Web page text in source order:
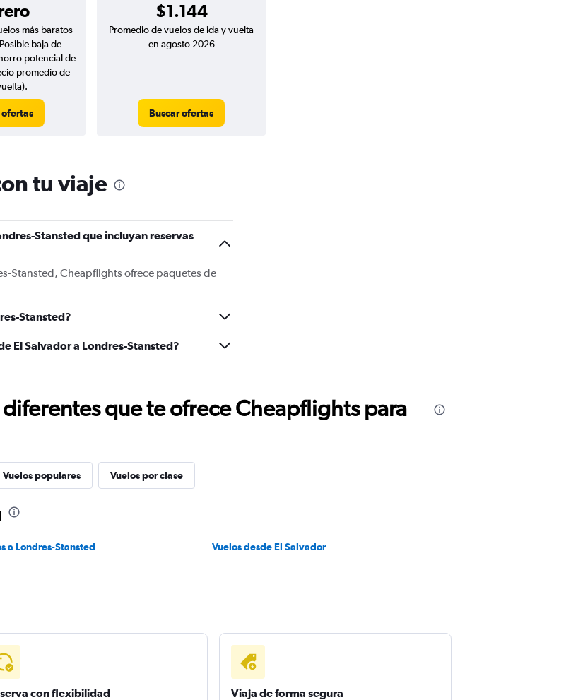
$1.144
más baratos
baja de
potencial de
promedio de
ofertas
Promedio de vuelos de ida y vuelta
en agosto 2026
Buscar ofertas
tu viaje
Stansted que incluyan reservas
Stansted, Cheapflights ofrece paquetes de
Stansted?
El Salvador a Londres-Stansted?
que te ofrece Cheapflights para
Vuelos populares Vuelos por clase
a Londres-Stansted
Vuelos desde El Salvador
con flexibilidad Viaja de forma segura